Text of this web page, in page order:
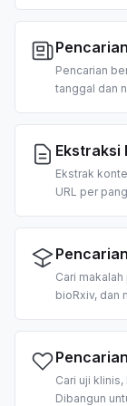
agent.
Pencarian
tanggal dan
pipeline RAG.
Ekstraksi
Ekstrak
URL per
siap untuk
Cari
bioRxiv, dan
ekstraksi
Cari uji
Dibangun